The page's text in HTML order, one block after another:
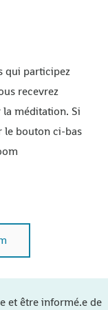
qui participez
recevrez
méditation. Si
le bouton ci-bas
et être informé.e de